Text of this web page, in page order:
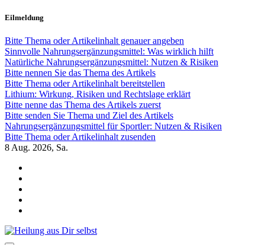
Zum
springen
Eilmeldung
Bitte Thema oder Artikelinhalt genauer angeben
Sinnvolle Nahrungsergänzungsmittel: Was wirklich hilft
Natürliche Nahrungsergänzungsmittel: Nutzen & Risiken
Bitte nennen Sie das Thema des Artikels
Bitte Thema oder Artikelinhalt bereitstellen
Lithium: Wirkung, Risiken und Rechtslage erklärt
Bitte nenne das Thema des Artikels zuerst
Bitte senden Sie Thema und Ziel des Artikels
Nahrungsergänzungsmittel für Sportler: Nutzen & Risiken
Bitte Thema oder Artikelinhalt zusenden
8 Aug. 2026, Sa.